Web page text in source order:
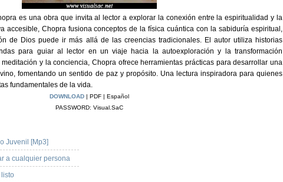
es una obra que invita al lector a explorar la conexión entre la espiritualidad y la
accesible, Chopra fusiona conceptos de la física cuántica con la sabiduría espiritual,
de Dios puede ir más allá de las creencias tradicionales. El autor utiliza historias
para guiar al lector en un viaje hacia la autoexploración y la transformación
y la conciencia, Chopra ofrece herramientas prácticas para desarrollar una
fomentando un sentido de paz y propósito. Una lectura inspiradora para quienes
fundamentales de la vida.
DOWNLOAD | PDF | Español
PASSWORD: Visual.SaC
Juvenil [Mp3]
a cualquier persona